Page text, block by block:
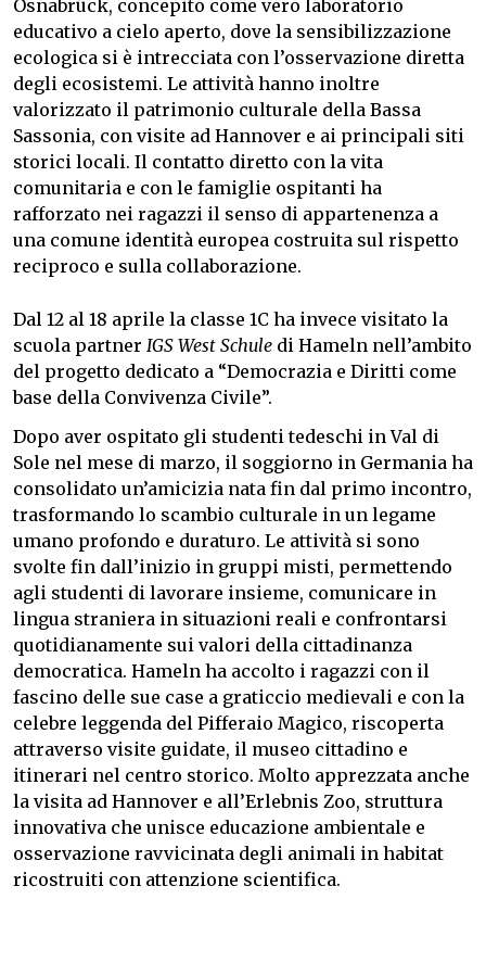
Osnabrück, concepito come vero laboratorio
educativo a cielo aperto, dove la sensibilizzazione
ecologica si è intrecciata con l’osservazione diretta
degli ecosistemi. Le attività hanno inoltre
valorizzato il patrimonio culturale della Bassa
Sassonia, con visite ad Hannover e ai principali siti
storici locali. Il contatto diretto con la vita
comunitaria e con le famiglie ospitanti ha
rafforzato nei ragazzi il senso di appartenenza a
una comune identità europea costruita sul rispetto
reciproco e sulla collaborazione.
Dal 12 al 18 aprile la classe 1C ha invece visitato la
scuola partner IGS West Schule di Hameln nell’ambito
del progetto dedicato a “Democrazia e Diritti come
base della Convivenza Civile”.
Dopo aver ospitato gli studenti tedeschi in Val di
Sole nel mese di marzo, il soggiorno in Germania ha
consolidato un’amicizia nata fin dal primo incontro,
trasformando lo scambio culturale in un legame
umano profondo e duraturo. Le attività si sono
svolte fin dall’inizio in gruppi misti, permettendo
agli studenti di lavorare insieme, comunicare in
lingua straniera in situazioni reali e confrontarsi
quotidianamente sui valori della cittadinanza
democratica. Hameln ha accolto i ragazzi con il
fascino delle sue case a graticcio medievali e con la
celebre leggenda del Pifferaio Magico, riscoperta
attraverso visite guidate, il museo cittadino e
itinerari nel centro storico. Molto apprezzata anche
la visita ad Hannover e all’Erlebnis Zoo, struttura
innovativa che unisce educazione ambientale e
osservazione ravvicinata degli animali in habitat
ricostruiti con attenzione scientifica.